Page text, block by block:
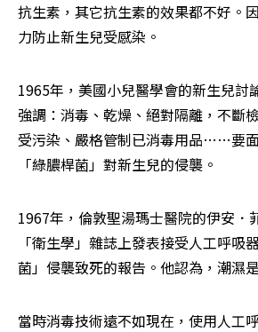
抗生素，其它抗生素的效果都不好。
力防止新生兒受感染。
1965年，美國小兒醫學會的新生兒討
強調：消毒、乾燥、絕對隔離，不斷
受污染、嚴格管制已消毒用品……要
「綠膿桿菌」對新生兒的侵襲。
1967年，倫敦聖湯瑪士醫院的伊安．
「衛生學」雜誌上發表接受人工呼吸
菌」侵襲致死的報告。他認為，潮濕
當時消毒技術遠不如現在，使用人工